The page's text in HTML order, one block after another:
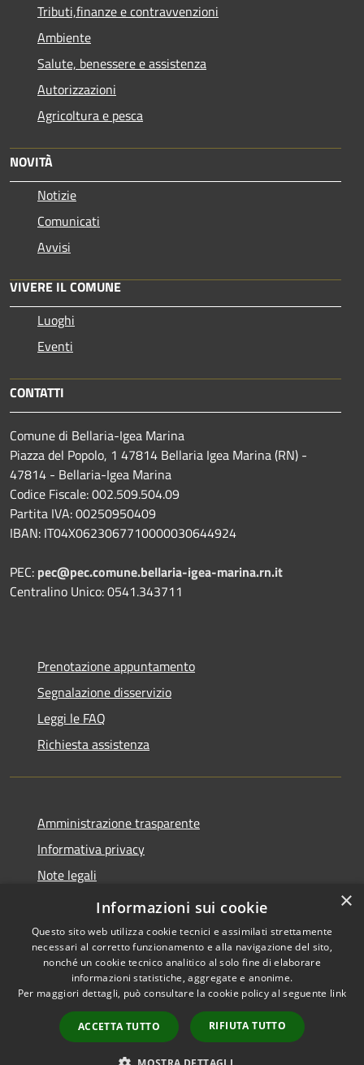
Tributi,finanze e contravvenzioni
Ambiente
Salute, benessere e assistenza
Autorizzazioni
Agricoltura e pesca
NOVITÀ
Notizie
Comunicati
Avvisi
VIVERE IL COMUNE
Luoghi
Eventi
CONTATTI
Comune di Bellaria-Igea Marina
Piazza del Popolo, 1 47814 Bellaria Igea Marina (RN) -
47814 - Bellaria-Igea Marina
Codice Fiscale: 002.509.504.09
Partita IVA: 00250950409
IBAN: IT04X0623067710000030644924
PEC: pec@pec.comune.bellaria-igea-marina.rn.it
Centralino Unico: 0541.343711
Prenotazione appuntamento
Segnalazione disservizio
Leggi le FAQ
Richiesta assistenza
Amministrazione trasparente
Informativa privacy
Note legali
Dichiarazione di accessibilità
Accessibilità
Copyright © 2026 • Comune di
Bellaria Igea Marina • Powered
byMunicipium
Accesso
redazione
×
Informazioni sui cookie
Questo sito web utilizza cookie tecnici e assimilati strettamente
necessari al corretto funzionamento e alla navigazione del sito,
nonché un cookie tecnico analitico al solo fine di elaborare
informazioni statistiche, aggregate e anonime.
Per maggiori dettagli, può consultare la cookie policy al seguente link
ACCETTA TUTTO RIFIUTA TUTTO